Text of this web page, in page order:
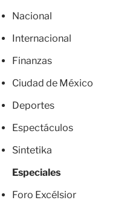
Nacional
Internacional
Finanzas
Ciudad de México
Deportes
Espectáculos
Sintetika
Especiales
Foro Excélsior